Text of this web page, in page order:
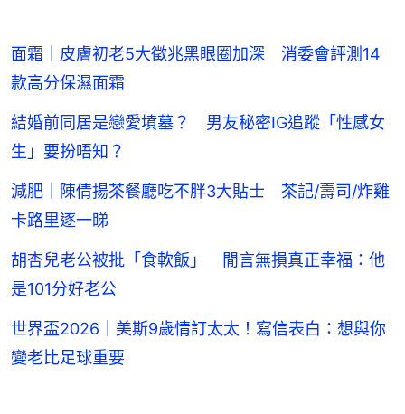
面霜｜皮膚初老5大徵兆黑眼圈加深 消委會評測14
款高分保濕面霜
結婚前同居是戀愛墳墓？ 男友秘密IG追蹤「性感女
生」要扮唔知？
減肥｜陳倩揚茶餐廳吃不胖3大貼士 茶記/壽司/炸雞
卡路里逐一睇
胡杏兒老公被批「食軟飯」 閒言無損真正幸福：他
是101分好老公
世界盃2026｜美斯9歲情訂太太！寫信表白：想與你
變老比足球重要